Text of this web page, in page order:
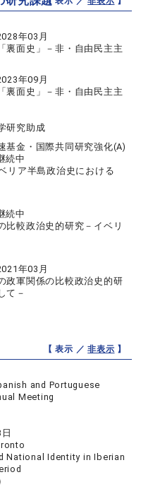
年03月
裏面史」－非・自由民主主
年09月
裏面史」－非・自由民主主
研究助成
基金・国際共同研究強化(A)
続中
リア半島政治史における
続中
比較政治史的研究－イベリ
年03月
政軍関係の比較政治史的研
て－
【 表示 ／非表示 】
and Portuguese
Meeting
National Identity in Iberian